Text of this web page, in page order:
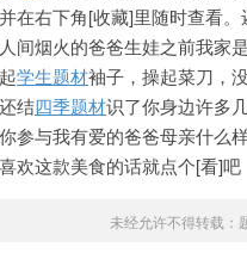
在右下角[收藏]里随时查看
间烟火的爸爸生娃之前我家
学生题材袖子，操起菜刀，
结四季题材识了你身边许多
参与我有爱的爸爸母亲什么
欢这款美食的话就点个[看]吧
未经允许不得转载：